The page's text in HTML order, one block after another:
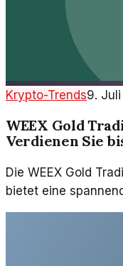
Krypto-Trends9.
WEEX Gold
Verdienen Sie
Die WEEX Gold
bietet eine
verdienen. Erfahren